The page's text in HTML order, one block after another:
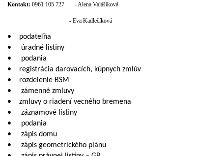
Kontakt: 0961 105 727 - Alena Valášiková
- Eva Kadlečíková
•
podateľňa
•
úradné listiny
•
podania
•
registrácia darovacích, kúpnych zmlúv
•
rozdelenie BSM
•
zámenné zmluvy
•
zmluvy o riadení vecného bremena
•
záznamové listiny
•
podania
•
zápis domu
•
zápis geometrického plánu